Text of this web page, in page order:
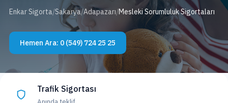
Enkar Sigorta/Sakarya/Adapazarı/Mesleki Sorumluluk Sigortaları
Hemen Ara: 0 (549) 724 25 25
Trafik Sigortası